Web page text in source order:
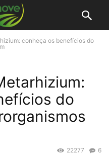
conheça os benefícios do
do
6
22277